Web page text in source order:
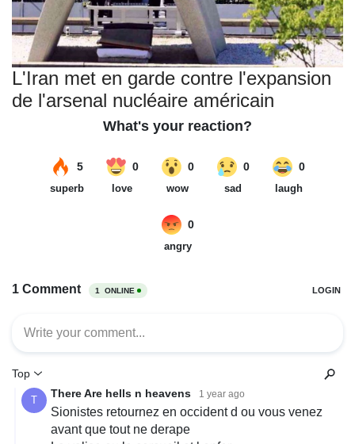
L'Iran met en garde contre l'expansion
de l'arsenal nucléaire américain